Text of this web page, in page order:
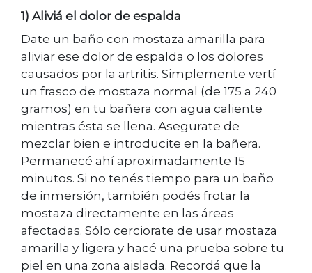
1) Aliviá el dolor de espalda
Date un baño con mostaza amarilla para
aliviar ese dolor de espalda o los dolores
causados por la artritis. Simplemente vertí
un frasco de mostaza normal (de 175 a 240
gramos) en tu bañera con agua caliente
mientras ésta se llena. Asegurate de
mezclar bien e introducite en la bañera.
Permanecé ahí aproximadamente 15
minutos. Si no tenés tiempo para un baño
de inmersión, también podés frotar la
mostaza directamente en las áreas
afectadas. Sólo cerciorate de usar mostaza
amarilla y ligera y hacé una prueba sobre tu
piel en una zona aislada. Recordá que la